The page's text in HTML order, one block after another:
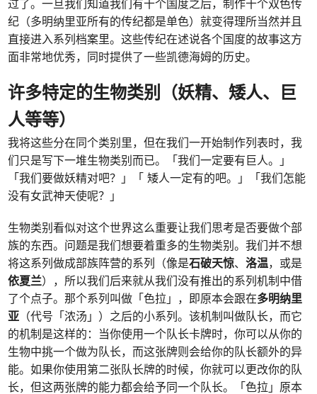
过了。一旦我们知道我们有十个国度之后，制作十个双色传
纪（多明纳里亚所有的传纪都是单色）就变得理所当然并且
直接进入系列档案里。这些传纪在述说各个国度的故事这方
面非常地优秀，同时提供了一些凯德海姆的历史。
许多特定的生物类别（妖精、矮人、巨
人等等）
我将这些分在同个类别里，但在我们一开始制作列表时，我
们只是写下一堆生物类别而已。「我们一定要有巨人。」
「我们要做妖精对吧？」「 矮人一定有的吧。」「我们怎能
没有女武神天使呢？」
生物类别看似对这个世界这么重要让我们思考是否要做个部
族的东西。问题是我们想要着重多的生物类别。我们并不想
将这系列做成部族阵营的系列（像是石破天惊、洛温，或是
依夏兰），所以我们后来就从我们没有推出的系列机制中借
了个点子。那个系列叫做「色拉」，即原本会跟在多明纳里
亚 （代号「浓汤」）之后的小系列。该机制叫做队长，而它
的机制是这样的：当你使用一个队长卡牌时，你可以从你的
生物中挑一个做为队长，而这张牌则会给你的队长额外的异
能。如果你使用第二张队长牌的时候，你就可以更改你的队
长，但这两张牌的能力都会给予同一个队长。「色拉」原本